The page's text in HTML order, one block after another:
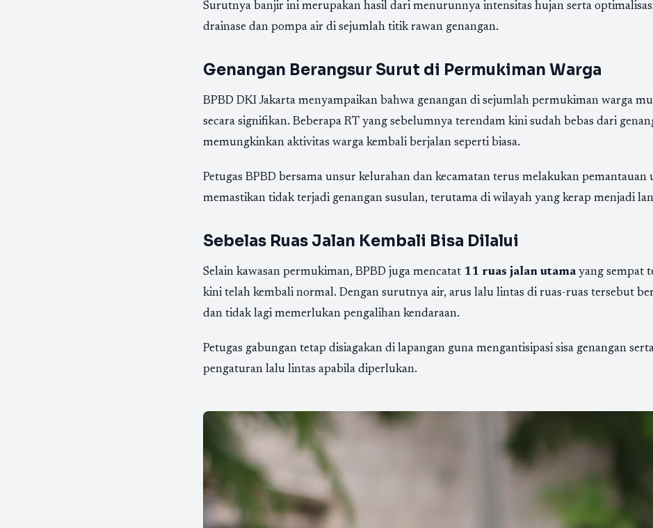
Surutnya banjir ini merupakan hasil dari menurunnya intensitas hujan serta
drainase dan pompa air di sejumlah titik rawan genangan.
Genangan Berangsur Surut di Permukiman Warga
BPBD DKI Jakarta menyampaikan bahwa genangan di sejumlah permukiman warga
secara signifikan. Beberapa RT yang sebelumnya terendam kini sudah bebas dari
memungkinkan aktivitas warga kembali berjalan seperti biasa.
Petugas BPBD bersama unsur kelurahan dan kecamatan terus melakukan pemantauan
memastikan tidak terjadi genangan susulan, terutama di wilayah yang kerap menjadi
Sebelas Ruas Jalan Kembali Bisa Dilalui
Selain kawasan permukiman, BPBD juga mencatat 11 ruas jalan utamayang sempat
kini telah kembali normal. Dengan surutnya air, arus lalu lintas di ruas-ruas tersebut
dan tidak lagi memerlukan pengalihan kendaraan.
Petugas gabungan tetap disiagakan di lapangan guna mengantisipasi sisa genangan
pengaturan lalu lintas apabila diperlukan.